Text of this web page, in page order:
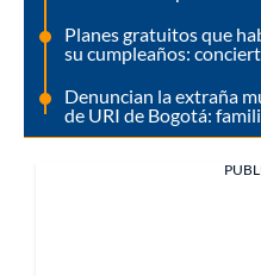
Planes gratuitos que
su cumpleaños:
Denuncian la extraña
de URI de Bogotá: